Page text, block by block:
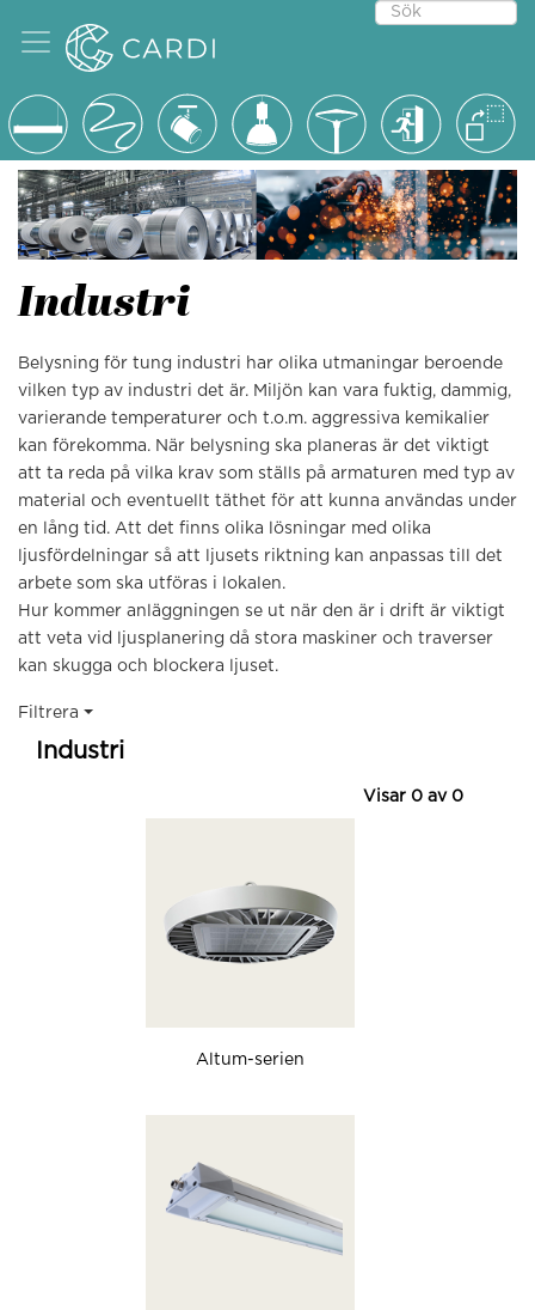
Industri
Belysning för tung industri har olika utmaningar beroende
vilken typ av industri det är. Miljön kan vara fuktig, dammig,
varierande temperaturer och t.o.m. aggressiva kemikalier
kan förekomma. När belysning ska planeras är det viktigt
att ta reda på vilka krav som ställs på armaturen med typ av
material och eventuellt täthet för att kunna användas under
en lång tid. Att det finns olika lösningar med olika
ljusfördelningar så att ljusets riktning kan anpassas till det
arbete som ska utföras i lokalen.
Hur kommer anläggningen se ut när den är i drift är viktigt
att veta vid ljusplanering då stora maskiner och traverser
kan skugga och blockera ljuset.
Filtrera
Industri
Visar 0 av 0
Altum-serien